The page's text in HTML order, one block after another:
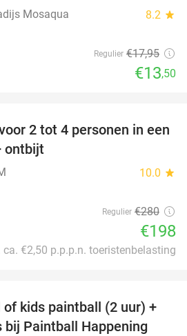
Mosaqua 8.2 star
Regulier €17,95
€13,50
29%
2 tot 4 personen in een
ontbijt
10.0 star
Regulier €280
€198
ca. €2,50 p.p.p.n. toeristenbelasting
41%
kids paintball (2 uur) +
Paintball Happening